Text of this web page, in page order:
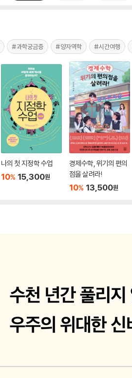
#과학궁금증 #양자역학 #시간여행
나의 첫 지정학 수업
10% 15,300원
경제수학, 위기의 편의
점을 살려라!
10% 13,500원